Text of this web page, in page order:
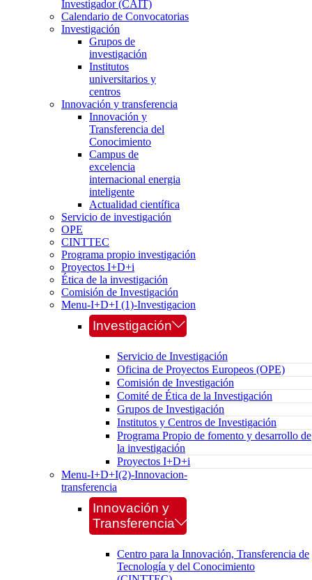
Investigador (CAIT)
Calendario de Convocatorias
Investigación
Grupos de
investigación
Institutos
universitarios y
centros
Innovación y transferencia
Innovación y
Transferencia del
Conocimiento
Campus de
excelencia
internacional energia
inteligente
Actualidad científica
Servicio de investigación
OPE
CINTTEC
Programa propio investigación
Proyectos I+D+i
Ética de la investigación
Comisión de Investigación
Menu-I+D+I (1)-Investigacion
Investigación
Servicio de Investigación
Oficina de Proyectos Europeos (OPE)
Comisión de Investigación
Comité de Ética de la Investigación
Grupos de Investigación
Institutos y Centros de Investigación
Programa Propio de fomento y desarrollo de
la investigación
Proyectos I+D+i
Menu-I+D+I(2)-Innovacion-
transferencia
Innovación y
Transferencia
Centro para la Innovación, Transferencia de
Tecnología y del Conocimiento